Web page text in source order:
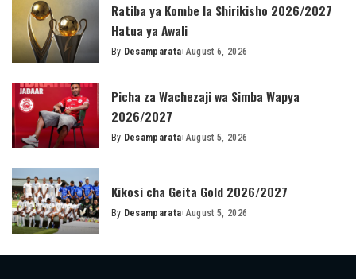
Ratiba ya Kombe la Shirikisho 2026/2027
Hatua ya Awali
Posted
By Desamparata August 6, 2026
Picha za Wachezaji wa Simba Wapya
2026/2027
Posted
By Desamparata August 5, 2026
Kikosi cha Geita Gold 2026/2027
Posted
By Desamparata August 5, 2026